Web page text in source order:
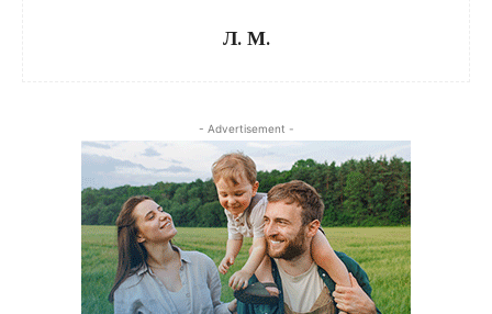
Л. М.
- Advertisement -